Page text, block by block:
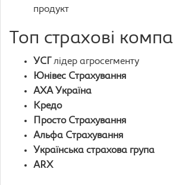
продукт
Топ страхові
УСГ
лідер агросегменту
Юнівес Страхування
AXA Україна
Кредо
Просто Страхування
Альфа Страхування
Українська страхова група
ARX